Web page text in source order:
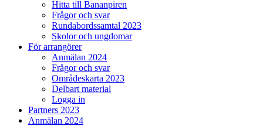
Hitta till Bananpiren
Frågor och svar
Rundabordssamtal 2023
Skolor och ungdomar
För arrangörer
Anmälan 2024
Frågor och svar
Områdeskarta 2023
Delbart material
Logga in
Partners 2023
Anmälan 2024